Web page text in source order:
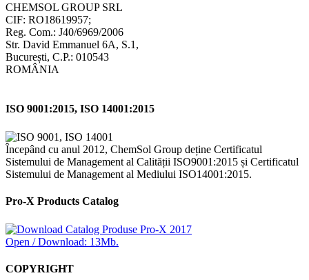
CHEMSOL GROUP SRL
CIF: RO18619957;
Reg. Com.: J40/6969/2006
Str. David Emmanuel 6A, S.1,
București, C.P.: 010543
ROMÂNIA
ISO 9001:2015, ISO 14001:2015
Începând cu anul 2012, ChemSol Group deține Certificatul
Sistemului de Management al Calității ISO9001:2015 și Certificatul
Sistemului de Management al Mediului ISO14001:2015.
Pro-X Products Catalog
Open / Download: 13Mb.
COPYRIGHT